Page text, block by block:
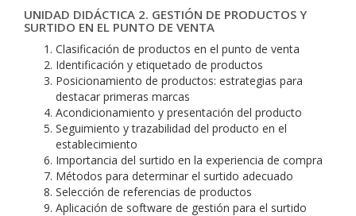
UNIDAD DIDÁCTICA 2. GESTIÓN DE PRODUCTOS Y
SURTIDO EN EL PUNTO DE VENTA
Clasificación de productos en el punto de venta
Identificación y etiquetado de productos
Posicionamiento de productos: estrategias para
destacar primeras marcas
Acondicionamiento y presentación del producto
Seguimiento y trazabilidad del producto en el
establecimiento
Importancia del surtido en la experiencia de compra
Métodos para determinar el surtido adecuado
Selección de referencias de productos
Aplicación de software de gestión para el surtido